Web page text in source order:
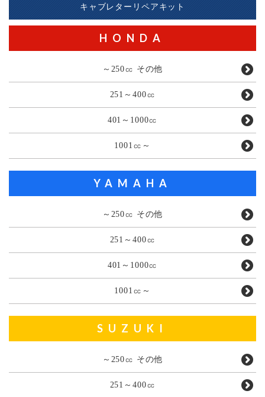
キャブレターリペアキット
HONDA
～250㏄ その他
251～400㏄
401～1000㏄
1001㏄～
YAMAHA
～250㏄ その他
251～400㏄
401～1000㏄
1001㏄～
SUZUKI
～250㏄ その他
251～400㏄